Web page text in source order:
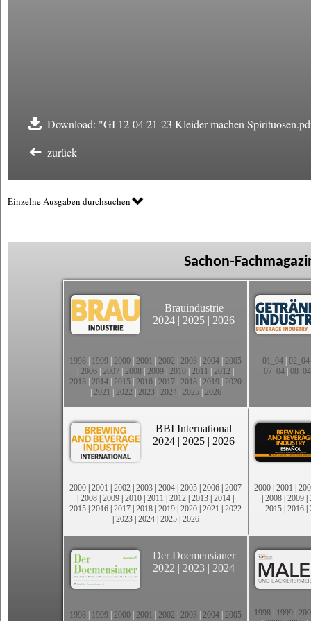
Download: "GI 12-04 21-23 Kleider machen
zurück
Einzelne Ausgaben durchsuchen
Sachon-
Brauindustrie
2024 | 2025 | 2026
1998 1999 2000 2001 2002 2003 2004 2005
2006 2007 2008 2009 2010 2011 2012
2013 2014 2015 2016 2017 2018 2019 2020
2021 2022 2023| 2024| 2025| 2026
01_04| 02_04
07_04 08_04
BBI International
2024 | 2025 | 2026
2000 | 2001 | 2002 | 2003 | 2004 | 2005 | 2006 | 2007
| 2008 | 2009 | 2010 | 2011 | 2012 | 2013 | 2014 |
2015 | 2016 | 2017 | 2018 | 2019 | 2020 | 2021 | 2022
| 2023| 2024| 2025| 2026
2000 | 2001 |
| 2008 | 2009 |
2015 | 2016 |
Der Doemensianer
2022 | 2023 | 2024
1998 1999 2000 2001 2002 2003 2004 2005
1998 1999